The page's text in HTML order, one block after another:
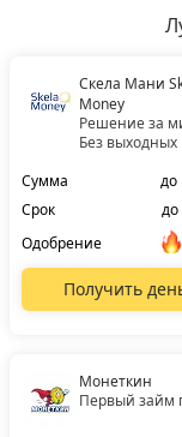
Скела Мани
Money
Решение за
Без выходных
Сумма
до
Срок
до
Одобрение
Получить
Монеткин
Первый займ